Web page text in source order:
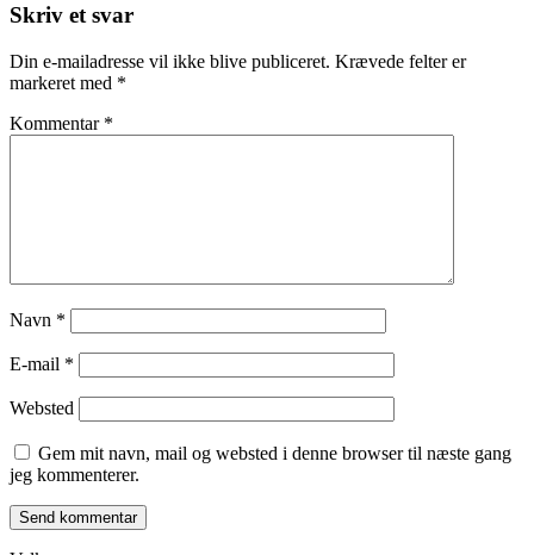
Skriv et svar
Din e-mailadresse vil ikke blive publiceret. Krævede felter er
markeret med *
Kommentar *
Navn *
E-mail *
Websted
Gem mit navn, mail og websted i denne browser til næste gang
jeg kommenterer.